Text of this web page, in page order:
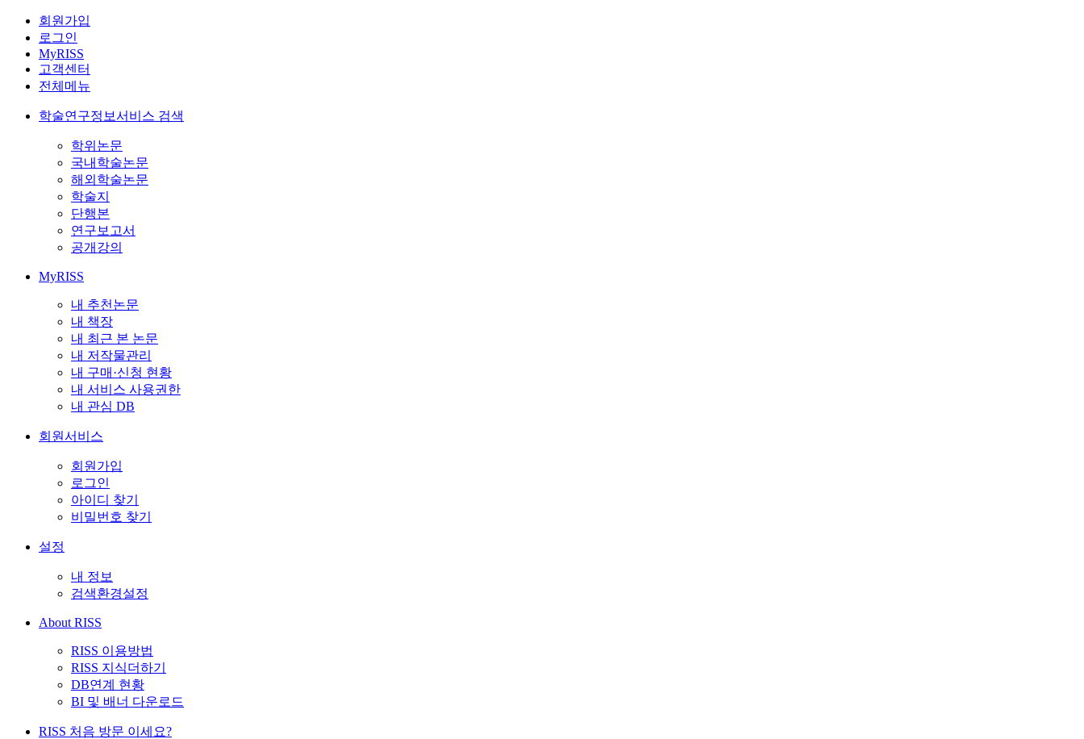
회원가입
로그인
MyRISS
고객센터
전체메뉴
학술연구정보서비스 검색
학위논문
국내학술논문
해외학술논문
학술지
단행본
연구보고서
공개강의
MyRISS
내 추천논문
내 책장
내 최근 본 논문
내 저작물관리
내 구매·신청 현황
내 서비스 사용권한
내 관심 DB
회원서비스
회원가입
로그인
아이디 찾기
비밀번호 찾기
설정
내 정보
검색환경설정
About RISS
RISS 이용방법
RISS 지식더하기
DB연계 현황
BI 및 배너 다운로드
RISS 처음 방문 이세요?